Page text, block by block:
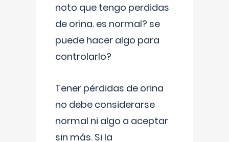
noto que tengo perdidas
de orina. es normal? se
puede hacer algo para
controlarlo?
Tener pérdidas de orina
no debe considerarse
normal ni algo a aceptar
sin más. Si la